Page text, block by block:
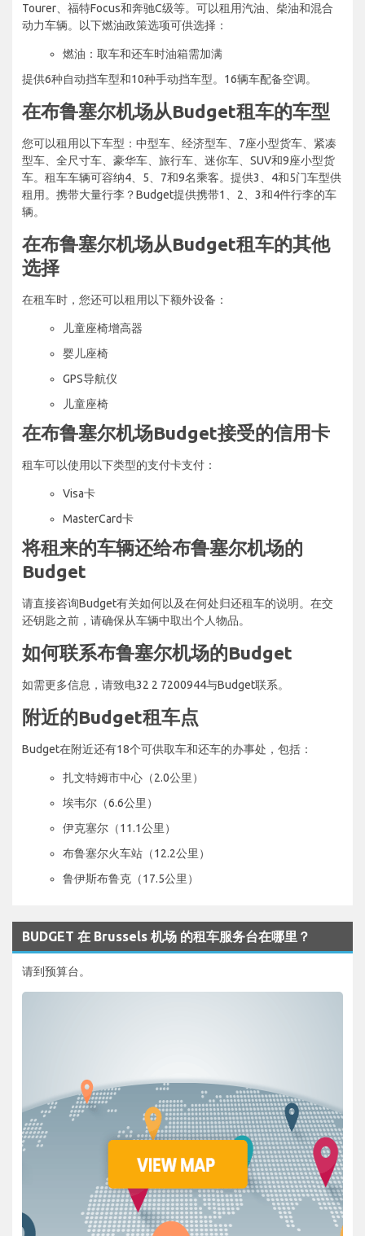
Tourer、福特Focus和奔驰C级等。可以租用汽油、柴油和混合
动力车辆。以下燃油政策选项可供选择：
燃油：取车和还车时油箱需加满
提供6种自动挡车型和10种手动挡车型。16辆车配备空调。
在布鲁塞尔机场从Budget租车的车型
您可以租用以下车型：中型车、经济型车、7座小型货车、紧凑
型车、全尺寸车、豪华车、旅行车、迷你车、SUV和9座小型货
车。租车车辆可容纳4、5、7和9名乘客。提供3、4和5门车型供
租用。携带大量行李？Budget提供携带1、2、3和4件行李的车
辆。
在布鲁塞尔机场从Budget租车的其他
选择
在租车时，您还可以租用以下额外设备：
儿童座椅增高器
婴儿座椅
GPS导航仪
儿童座椅
在布鲁塞尔机场Budget接受的信用卡
租车可以使用以下类型的支付卡支付：
Visa卡
MasterCard卡
将租来的车辆还给布鲁塞尔机场的
Budget
请直接咨询Budget有关如何以及在何处归还租车的说明。在交
还钥匙之前，请确保从车辆中取出个人物品。
如何联系布鲁塞尔机场的Budget
如需更多信息，请致电32 2 7200944与Budget联系。
附近的Budget租车点
Budget在附近还有18个可供取车和还车的办事处，包括：
扎文特姆市中心（2.0公里）
埃韦尔（6.6公里）
伊克塞尔（11.1公里）
布鲁塞尔火车站（12.2公里）
鲁伊斯布鲁克（17.5公里）
BUDGET 在 Brussels 机场 的租车服务台在哪里？
请到预算台。